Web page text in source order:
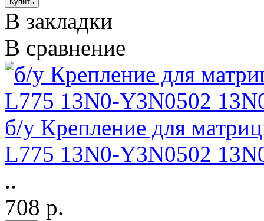
В закладки
В сравнение
б/у Крепление для
L775 13N0-Y3N0502
..
708 р.